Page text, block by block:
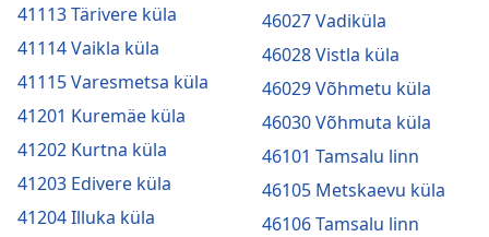
41113 Tärivere küla
41114 Vaikla küla
41115 Varesmetsa küla
41201 Kuremäe küla
41202 Kurtna küla
41203 Edivere küla
41204 Illuka küla
46027 Vadiküla
46028 Vistla küla
46029 Võhmetu küla
46030 Võhmuta küla
46101 Tamsalu linn
46105 Metskaevu küla
46106 Tamsalu linn